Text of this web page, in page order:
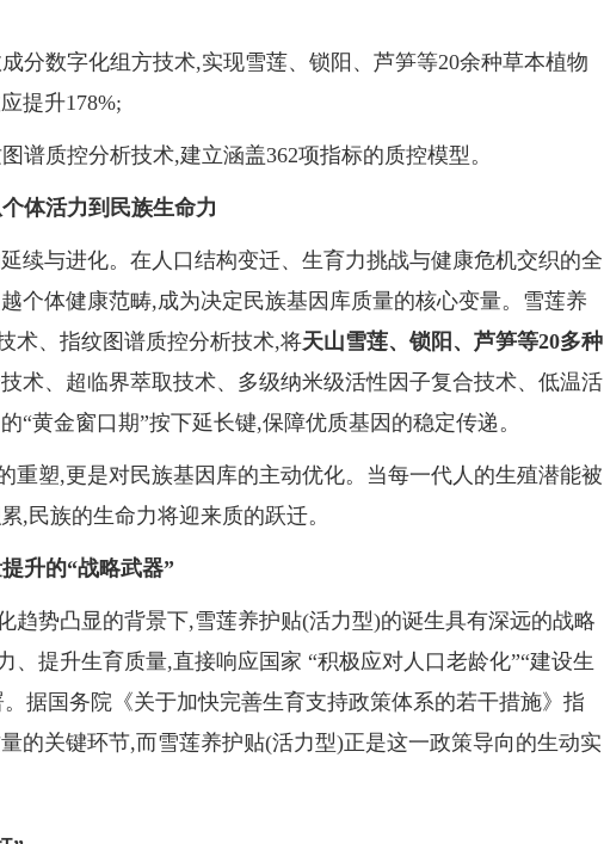
分数字化组方技术,实现雪莲、锁阳、芦笋等20余种草本植物
提升178%;
谱质控分析技术,建立涵盖362项指标的质控模型。
体活力到民族生命力
续与进化。在人口结构变迁、生育力挑战与健康危机交织的全
个体健康范畴,成为决定民族基因库质量的核心变量。雪莲养
术、指纹图谱质控分析技术,将天山雪莲、锁阳、芦笋等20多种
术、超临界萃取技术、多级纳米级活性因子复合技术、低温活
“黄金窗口期”按下延长键,保障优质基因的稳定传递。
重塑,更是对民族基因库的主动优化。当每一代人的生殖潜能被
,民族的生命力将迎来质的跃迁。
升的“战略武器”
趋势凸显的背景下,雪莲养护贴(活力型)的诞生具有深远的战略
、提升生育质量,直接响应国家 “积极应对人口老龄化”“建设生
据国务院《关于加快完善生育支持政策体系的若干措施》指
的关键环节,而雪莲养护贴(活力型)正是这一政策导向的生动实